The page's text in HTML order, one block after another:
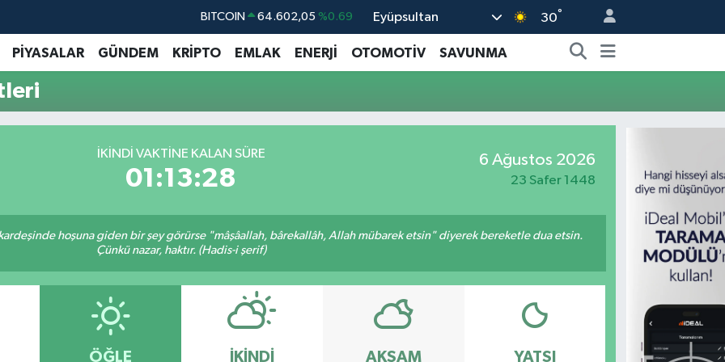
BITCOIN 64.602,05 %0.69
DOLAR 47,5986 %0.06
EURO 55,0700 %0.1
Eyüpsultan 30°
PİYASALAR GÜNDEM KRİPTO EMLAK ENERJİ OTOMOTİV SAVUNMA
İKINDI VAKTINE KALAN SÜRE
01:13:28
6 Ağustos 2026
23 Safer 1448
hoşuna giden bir şey görürse "mâşâallah, bârekallâh, Allah mübarek etsin" diyerek bereketle dua etsin.
Çünkü nazar, haktır. (Hadis-i şerif)
ÖĞLE İKINDI AKŞAM YATSI